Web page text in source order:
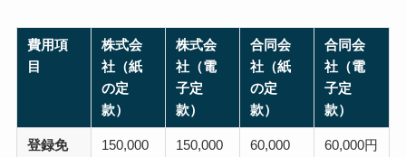
費用項
目
株式会
社（紙
の定
款）
株式会
社（電
子定
款）
合同会
社（紙
の定
款）
合同会
社（電
子定
款）
登録免
150,000
150,000
60,000
60,000円